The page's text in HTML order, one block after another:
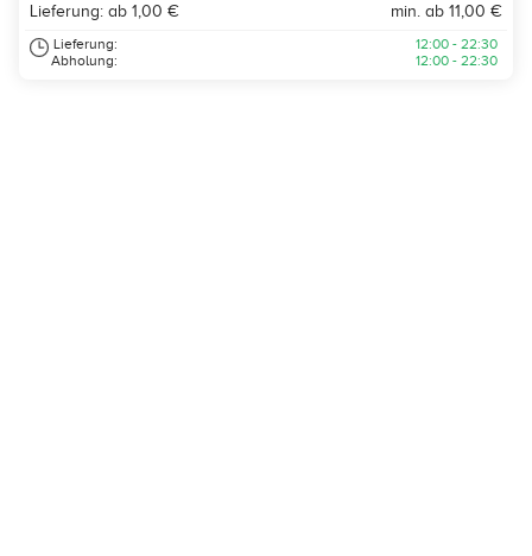
Lieferung: ab 1,00 €
min. ab 11,00 €
Lieferung:
Abholung:
12:00 - 22:30
12:00 - 22:30